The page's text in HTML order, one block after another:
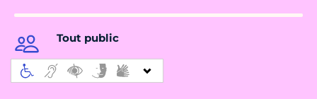
Tout public